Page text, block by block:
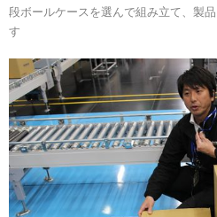
段ボールケースを選んで組み立て、製
す